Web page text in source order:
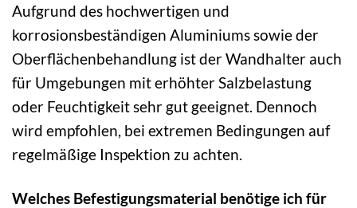
Aufgrund des hochwertigen und
korrosionsbeständigen Aluminiums sowie der
Oberflächenbehandlung ist der Wandhalter auch
für Umgebungen mit erhöhter Salzbelastung
oder Feuchtigkeit sehr gut geeignet. Dennoch
wird empfohlen, bei extremen Bedingungen auf
regelmäßige Inspektion zu achten.
Welches Befestigungsmaterial benötige ich für